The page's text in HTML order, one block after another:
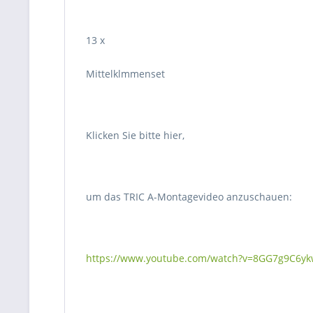
13 x
Mittelklmmenset
Klicken Sie bitte hier,
um das TRIC A-Montagevideo anzuschauen:
https://www.youtube.com/